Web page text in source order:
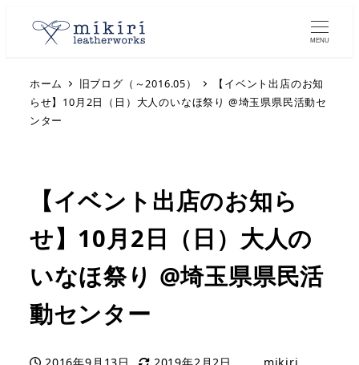
MENU
ホーム 旧ブログ（～2016.05）
【イベント出店のお知
らせ】10月2日（日）大人のいなほ祭り @埼玉県県民活動セ
ンター
【イベント出店のお知ら
せ】10月2日（日）大人の
いなほ祭り @埼玉県県民活
動センター